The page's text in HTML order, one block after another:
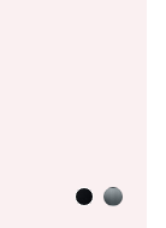
Antracita
Acero